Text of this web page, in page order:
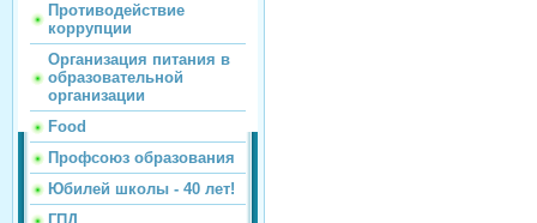
Противодействие
коррупции
Организация питания в
образовательной
организации
Food
Профсоюз образования
Юбилей школы - 40 лет!